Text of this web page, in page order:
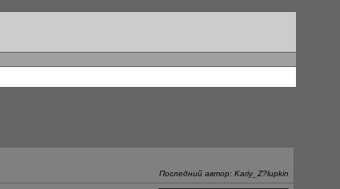
Последний автор: Kariy_Z?lupkin